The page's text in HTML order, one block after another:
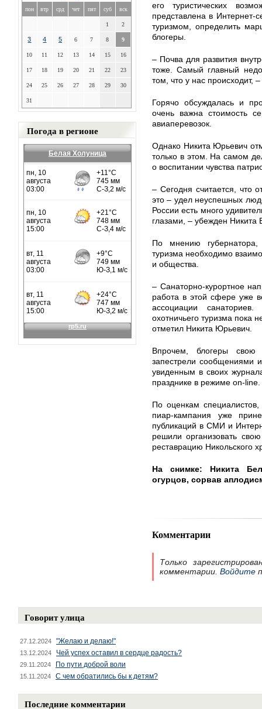
пон втр срд чет пят суб вск
1 2
3 4 5 6 7 8 9
10 11 12 13 14 15 16
17 18 19 20 21 22 23
24 25 26 27 28 29 30
31
Погода в регионе
Белая Холуница
его туристических
представлена в
туризмом, определить
блогеры.
– Почва для развития
тоже. Самый главный
том, что у нас происходит,
Горячо обсуждалась и
очень важна стоимость
авиаперевозок.
Однако Никита Юрьевич
только в этом. На самом
о воспитании чувства
– Сегодня считается, что
это – удел неуспешных
России есть много
глазами, – убежден Никита
По мнению губернатора,
туризма необходимо
и общества.
– Санаторно-курортное
работа в этой сфере уже
ассоциации
охотничьего туризма пока
отметил Никита Юрьевич.
Впрочем, блогеры свою
запестрели сообщениями
увиденным в своих
празднике в режиме on-line.
По оценкам
пиар-кампания уже
публикаций в СМИ и
решили организовать
реставрацию Никольского
На снимке: Никита
огурцов, сорвав
Комментарии
Только
комментарии. Войдите
Говорит улица
27.12.2024 "Желаю и делаю!"
13.12.2024 Чей успех оставил в сердце радость?
29.11.2024 По пути доброй воли
15.11.2024 С чем обратились бы к детям?
Последние комментарии